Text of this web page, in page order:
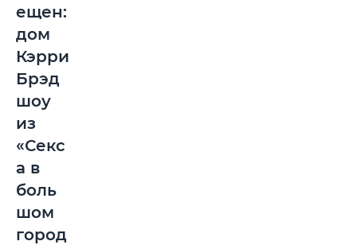
ещен:
дом
Кэрри
Брэд
шоу
из
«Секс
а в
боль
шом
город